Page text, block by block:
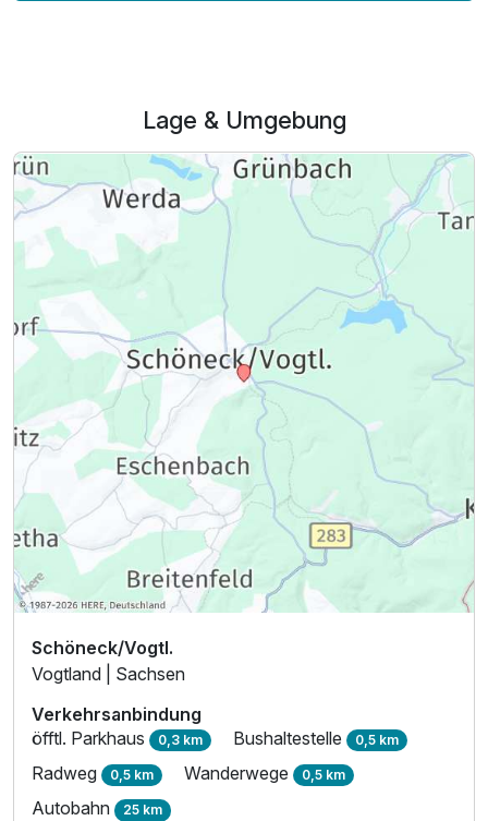
Lage & Umgebung
Schöneck/Vogtl.
Vogtland | Sachsen
Verkehrsanbindung
öfftl. Parkhaus 0,3 km Bushaltestelle 0,5 km
Radweg 0,5 km Wanderwege 0,5 km
Autobahn 25 km